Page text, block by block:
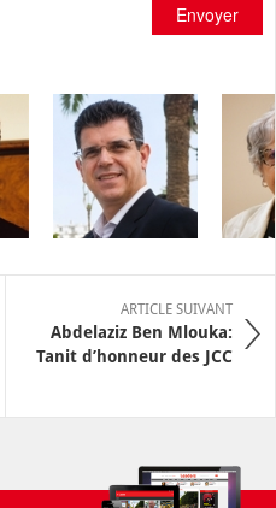
Envoyer
ARTICLE SUIVANT
Abdelaziz Ben Mlouka:
Tanit d’honneur des JCC